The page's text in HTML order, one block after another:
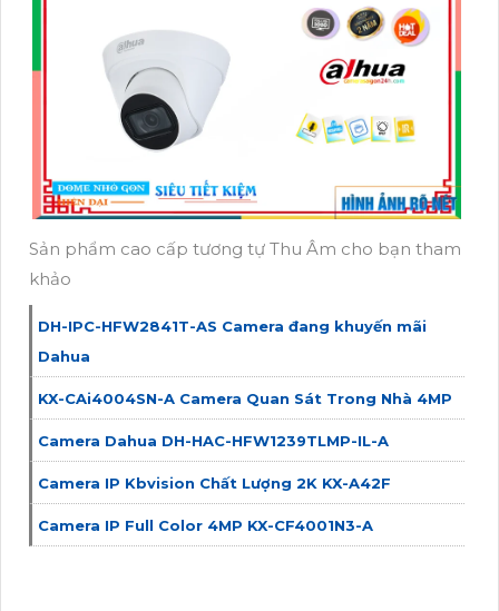
Sản phẩm cao cấp tương tự Thu Âm cho bạn tham
khảo
DH-IPC-HFW2841T-AS Camera đang khuyến mãi
Dahua
KX-CAi4004SN-A Camera Quan Sát Trong Nhà 4MP
Camera Dahua DH-HAC-HFW1239TLMP-IL-A
Camera IP Kbvision Chất Lượng 2K KX-A42F
Camera IP Full Color 4MP KX-CF4001N3-A